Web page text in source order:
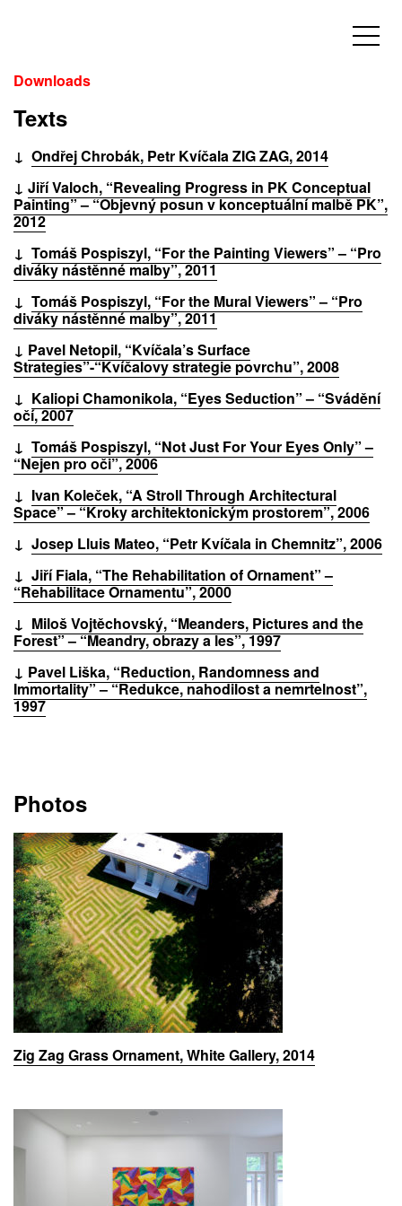
Downloads
Texts
↓ Ondřej Chrobák, Petr Kvíčala ZIG ZAG, 2014
↓ Jiří Valoch, “Revealing Progress in PK Conceptual
Painting” – “Objevný posun v konceptuální malbě PK”,
2012
↓ Tomáš Pospiszyl, “For the Painting Viewers” – “Pro
diváky nástěnné malby”, 2011
↓ Tomáš Pospiszyl, “For the Mural Viewers” – “Pro
diváky nástěnné malby”, 2011
↓ Pavel Netopil, “Kvíčala’s Surface
Strategies”-“Kvíčalovy strategie povrchu”, 2008
↓ Kaliopi Chamonikola, “Eyes Seduction” – “Svádění
očí, 2007
↓ Tomáš Pospiszyl, “Not Just For Your Eyes Only” –
“Nejen pro oči”, 2006
↓ Ivan Koleček, “A Stroll Through Architectural
Space” – “Kroky architektonickým prostorem”, 2006
↓ Josep Lluis Mateo, “Petr Kvíčala in Chemnitz”, 2006
↓ Jiří Fiala, “The Rehabilitation of Ornament” –
“Rehabilitace Ornamentu”, 2000
↓ Miloš Vojtěchovský, “Meanders, Pictures and the
Forest” – “Meandry, obrazy a les”, 1997
↓ Pavel Liška, “Reduction, Randomness and
Immortality” – “Redukce, nahodilost a nemrtelnost”,
1997
Photos
Zig Zag Grass Ornament, White Gallery, 2014